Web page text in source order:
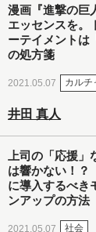
漫画『進撃の巨
エッセンスを。
ーテイメントは
の処方箋
2021.05.07 カルチ
井田 真人
上司の「応援」
は響かない！
に導入するべき
ンアップの方法
2021.05.07 社会